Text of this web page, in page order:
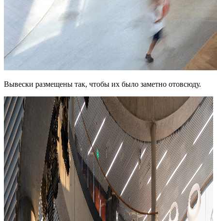
Вывески размещены так, чтобы их было заметно отовсюду.